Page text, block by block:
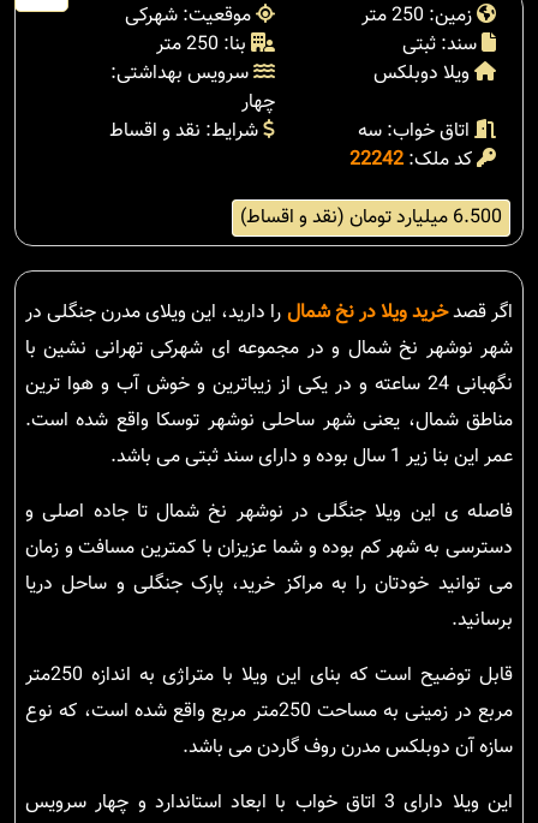
زمین: 250 متر
موقعیت: شهرکی
سند: ثبتی
بنا: 250 متر
ویلا دوبلکس
سرویس بهداشتی:
چهار
اتاق خواب: سه
شرایط: نقد و اقساط
کد ملک: 22242
6.500 میلیارد تومان (نقد و اقساط)
اگر قصدخرید ویلا در نخ شمال را دارید، این ویلای مدرن جنگلی در
شهر نوشهر نخ شمال و در مجموعه ای شهرکی تهرانی نشین با
نگهبانی 24 ساعته و در یکی از زیباترین و خوش آب و هوا ترین
مناطق شمال، یعنی شهر ساحلی نوشهر توسکا واقع شده است.
عمر این بنا زیر 1 سال بوده و دارای سند ثبتی می باشد.
فاصله ی این ویلا جنگلی در نوشهر نخ شمال تا جاده اصلی و
دسترسی به شهر کم بوده و شما عزیزان با کمترین مسافت و زمان
می توانید خودتان را به مراکز خرید، پارک جنگلی و ساحل دریا
برسانید.
قابل توضیح است که بنای این ویلا با متراژی به اندازه 250متر
مربع در زمینی به مساحت 250متر مربع واقع شده است، که نوع
سازه آن دوبلکس مدرن روف گاردن می باشد.
این ویلا دارای 3 اتاق خواب با ابعاد استاندارد و چهار سرویس